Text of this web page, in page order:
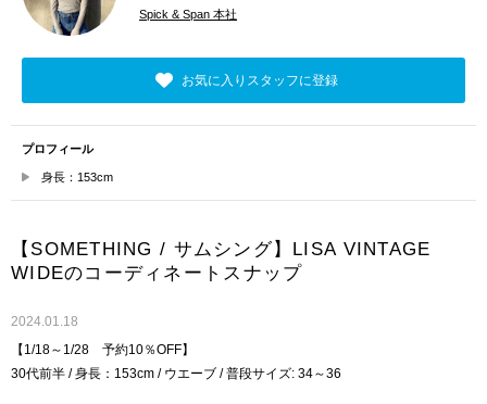
Spick & Span 本社
お気に入りスタッフに登録
プロフィール
身長：153cm
【SOMETHING / サムシング】LISA VINTAGE
WIDEのコーディネートスナップ
2024.01.18
【1/18～1/28 予約10％OFF】
30代前半 / 身長：153cm / ウエーブ / 普段サイズ: 34～36